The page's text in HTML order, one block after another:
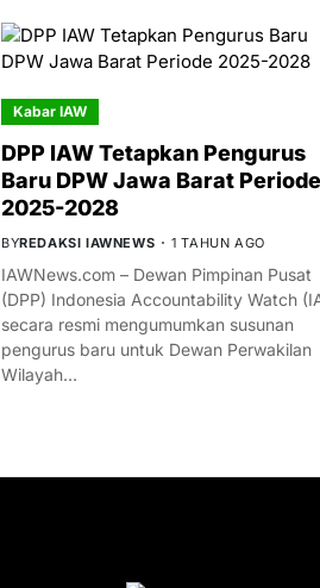
Kabar IAW
DPP IAW Tetapkan Pengurus
Baru DPW Jawa Barat Periode
2025-2028
BYREDAKSI IAWNEWS 1 TAHUN AGO
IAWNews.com – Dewan Pimpinan Pusat
(DPP) Indonesia Accountability Watch
secara resmi mengumumkan susunan
pengurus baru untuk Dewan Perwakilan
Wilayah…